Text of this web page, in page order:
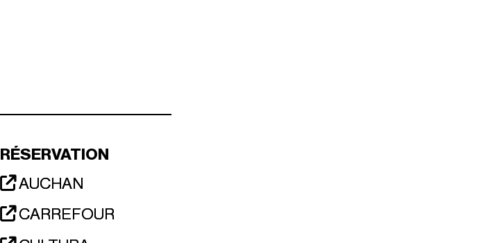
RÉSERVATION
AUCHAN
CARREFOUR